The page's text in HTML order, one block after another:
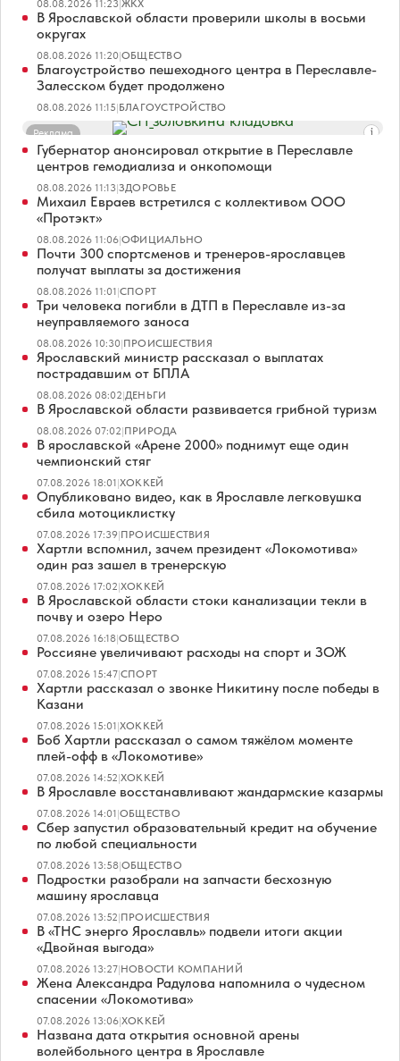
08.08.2026 11:23 ЖКХ
В Ярославской области проверили школы в восьми
округах
08.08.2026 11:20|ОБЩЕСТВО
Благоустройство пешеходного центра в Переславле-
Залесском будет продолжено
08.08.2026 11:15|БЛАГОУСТРОЙСТВО
Реклама
Губернатор анонсировал открытие в Переславле
центров гемодиализа и онкопомощи
08.08.2026 11:13|ЗДОРОВЬЕ
Михаил Евраев встретился с коллективом ООО
«Протэкт»
08.08.2026 11:06|ОФИЦИАЛЬНО
Почти 300 спортсменов и тренеров-ярославцев
получат выплаты за достижения
08.08.2026 11:01|СПОРТ
Три человека погибли в ДТП в Переславле из-за
неуправляемого заноса
08.08.2026 10:30|ПРОИСШЕСТВИЯ
Ярославский министр рассказал о выплатах
пострадавшим от БПЛА
08.08.2026 08:02|ДЕНЬГИ
В Ярославской области развивается грибной туризм
08.08.2026 07:02|ПРИРОДА
В ярославской «Арене 2000» поднимут еще один
чемпионский стяг
07.08.2026 18:01|ХОККЕЙ
Опубликовано видео, как в Ярославле легковушка
сбила мотоциклистку
07.08.2026 17:39|ПРОИСШЕСТВИЯ
Хартли вспомнил, зачем президент «Локомотива»
один раз зашел в тренерскую
07.08.2026 17:02|ХОККЕЙ
В Ярославской области стоки канализации текли в
почву и озеро Неро
07.08.2026 16:18|ОБЩЕСТВО
Россияне увеличивают расходы на спорт и ЗОЖ
07.08.2026 15:47|СПОРТ
Хартли рассказал о звонке Никитину после победы в
Казани
07.08.2026 15:01|ХОККЕЙ
Боб Хартли рассказал о самом тяжёлом моменте
плей-офф в «Локомотиве»
07.08.2026 14:52|ХОККЕЙ
В Ярославле восстанавливают жандармские казармы
07.08.2026 14:01|ОБЩЕСТВО
Сбер запустил образовательный кредит на обучение
по любой специальности
07.08.2026 13:58|ОБЩЕСТВО
Подростки разобрали на запчасти бесхозную
машину ярославца
07.08.2026 13:52|ПРОИСШЕСТВИЯ
В «ТНС энерго Ярославль» подвели итоги акции
«Двойная выгода»
07.08.2026 13:27|НОВОСТИ КОМПАНИЙ
Жена Александра Радулова напомнила о чудесном
спасении «Локомотива»
07.08.2026 13:06|ХОККЕЙ
Названа дата открытия основной арены
волейбольного центра в Ярославле